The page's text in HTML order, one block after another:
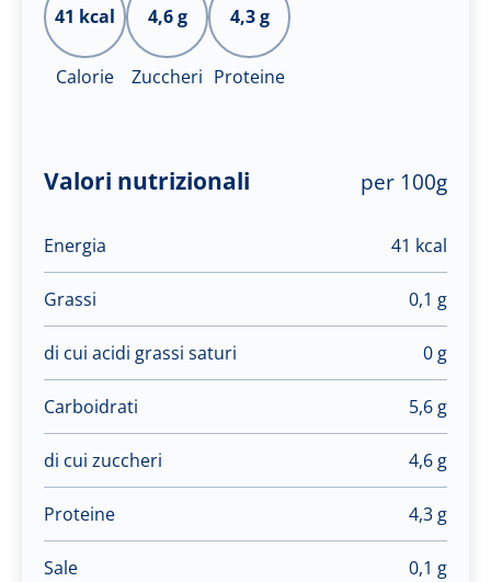
41 kcal
Calorie
4,6 g
Zuccheri
4,3 g
Proteine
Valori nutrizionali per 100g
Energia 41 kcal
Grassi 0,1 g
di cui acidi grassi saturi 0 g
Carboidrati 5,6 g
di cui zuccheri 4,6 g
Proteine 4,3 g
Sale 0,1 g